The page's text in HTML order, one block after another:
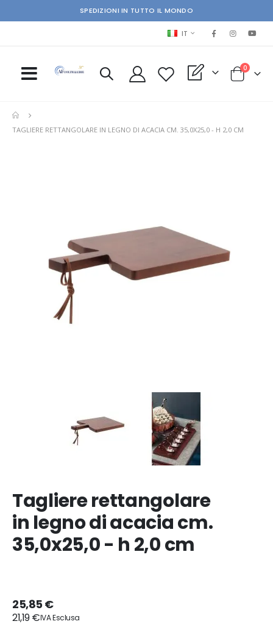
SPEDIZIONI IN TUTTO IL MONDO
LINGUA
IT
My Quote Cart
0elementi
TAGLIERE RETTANGOLARE IN LEGNO DI ACACIA CM. 35,0X25,0 - H 2,0 CM
Tagliere rettangolare
in legno di acacia cm.
35,0x25,0 - h 2,0 cm
25,85 €
21,19 €